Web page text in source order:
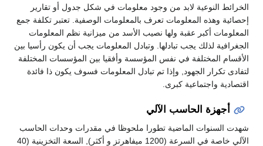
الخرائط النوعية لابد من وجود معلومات في شكل جدول أو تقارير
إحصائية وهذه المعلومات تعرف بالمعلومات الوصفية. تعتبر تكلفة جمع
المعلومات أكبر عقبة ولها نصيب الأسد من ميزانية نظم المعلومات
الجغرافية لذلك يجب تبادلها. وتبادل المعلومات يجب أن يكون رأسيا بين
الأقسام المختلفة في نفس المؤسسة وأفقيا بين المؤسسات المختلفة
لتفادى تكرار الجهود, وإذا تم تبادل المعلومات فسوف يكون ذا فائدة
اقتصادية واجتماعية كبرى.
أجهزة الحاسب الآلي
شهدت السنوات الماضية تطورا ملحوظا في مقدرات وحدات الحاسب
الآلي خاصة في السرعة (1200 ميفاهرتز و أكثر), السعة التخزينية (40